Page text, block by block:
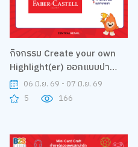
กิจกรรม Create your own
Highlight(er) ออกแบบปา
กกาไฮไลต์คุณ
06 มิ.ย. 69 - 07 มิ.ย. 69
5
166